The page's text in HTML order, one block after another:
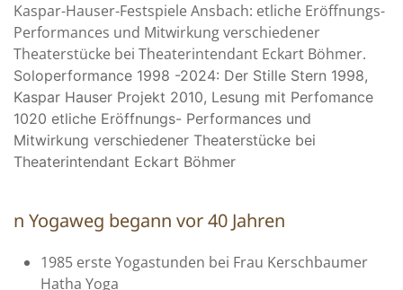
Kaspar-Hauser-Festspiele Ansbach: etliche Eröffnungs-
Performances und Mitwirkung verschiedener
Theaterstücke bei Theaterintendant Eckart Böhmer.
Soloperformance 1998 -2024: Der Stille Stern 1998,
Kaspar Hauser Projekt 2010, Lesung mit Perfomance
1020 etliche Eröffnungs- Performances und
Mitwirkung verschiedener Theaterstücke bei
Theaterintendant Eckart Böhmer
n Yogaweg begann vor 40 Jahren
1985 erste Yogastunden bei Frau Kerschbaumer
Hatha Yoga